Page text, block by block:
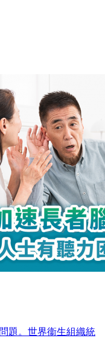
題。世界衞生組織統